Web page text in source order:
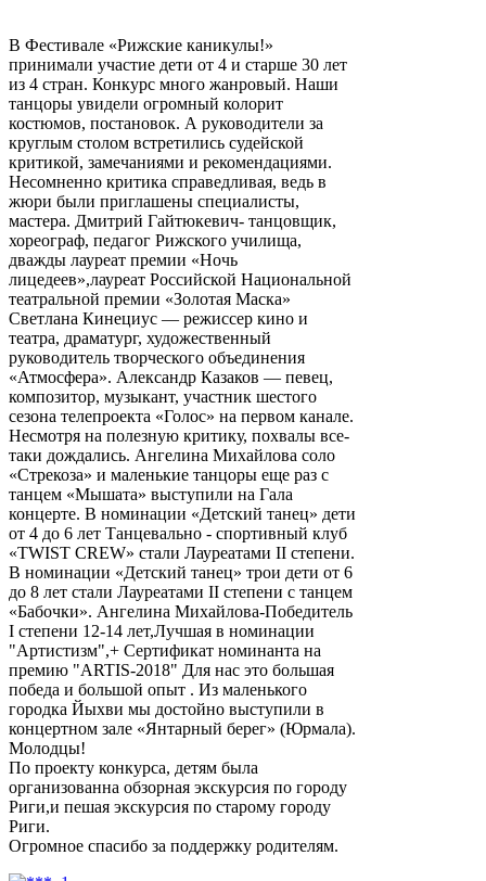
В Фестивале «Рижские каникулы!»
принимали участие дети от 4 и старше 30 лет
из 4 стран. Конкурс много жанровый. Наши
танцоры увидели огромный колорит
костюмов, постановок. А руководители за
круглым столом встретились судейской
критикой, замечаниями и рекомендациями.
Несомненно критика справедливая, ведь в
жюри были приглашены специалисты,
мастера. Дмитрий Гайтюкевич- танцовщик,
хореограф, педагог Рижского училища,
дважды лауреат премии «Ночь
лицедеев»,лауреат Российской Национальной
театральной премии «Золотая Маска»
Светлана Кинециус — режиссер кино и
театра, драматург, художественный
руководитель творческого объединения
«Атмосфера». Александр Казаков — певец,
композитор, музыкант, участник шестого
сезона телепроекта «Голос» на первом канале.
Несмотря на полезную критику, похвалы все-
таки дождались. Ангелина Михайлова соло
«Стрекоза» и маленькие танцоры еще раз с
танцем «Мышата» выступили на Гала
концерте. В номинации «Детский танец» дети
от 4 до 6 лет Танцевально - спортивный клуб
«TWIST CREW» стали Лауреатами II степени.
В номинации «Детский танец» трои дети от 6
до 8 лет стали Лауреатами II степени с танцем
«Бабочки». Ангелина Михайлова-Победитель
I степени 12-14 лет,Лучшая в номинации
"Артистизм",+ Сертификат номинанта на
премию "АRTIS-2018" Для нас это большая
победа и большой опыт . Из маленького
городка Йыхви мы достойно выступили в
концертном зале «Янтарный берег» (Юрмала).
Молодцы!
По проекту конкурса, детям была
организованна обзорная экскурсия по городу
Риги,и пешая экскурсия по старому городу
Риги.
Огромное спасибо за поддержку родителям.